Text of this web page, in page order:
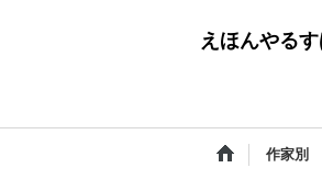
えほんやる
作家別